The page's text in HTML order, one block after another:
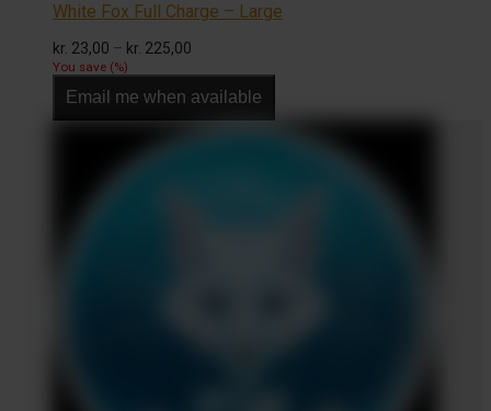
White Fox Full Charge – Large
kr. 23,00 – kr. 225,00
kr. 225,00
You save (%)
Email me when available